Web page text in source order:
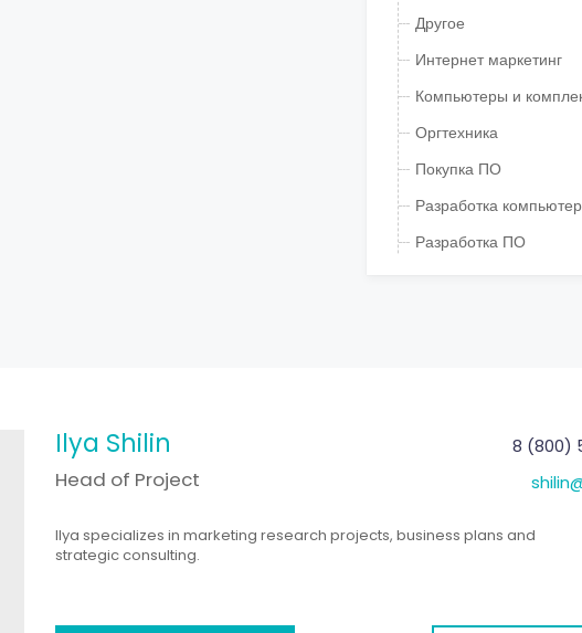
Другое
Интернет маркетинг
Компьютеры и
Оргтехника
Покупка ПО
Разработка
Разработка ПО
Легкая промышленность
Показать / скрыть
Машиностроение
Показать / скрыть
Ilya Shilin
Head of Project
8 (800)
Ilya specializes in marketing research projects, business plans and
strategic consulting.